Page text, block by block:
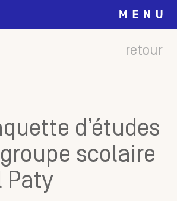
retour
d’études
scolaire
Paty